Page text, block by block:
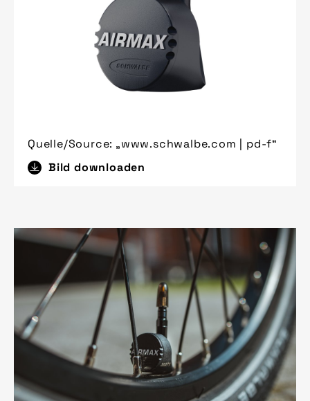
Quelle/Source: „www.schwalbe.com | pd-f“
Bild downloaden